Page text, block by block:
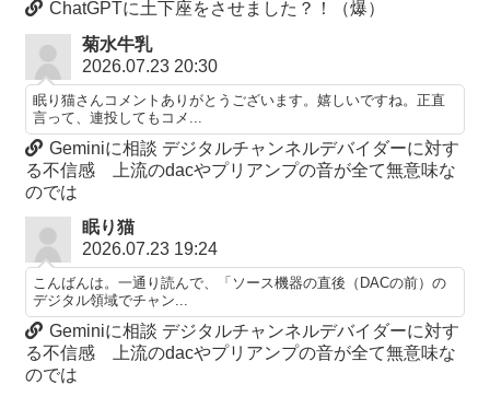
ChatGPTに土下座をさせました？！（爆）
菊水牛乳
2026.07.23 20:30
眠り猫さんコメントありがとうございます。嬉しいですね。正直
言って、連投してもコメ...
Geminiに相談 デジタルチャンネルデバイダーに対す
る不信感 上流のdacやプリアンプの音が全て無意味な
のでは
眠り猫
2026.07.23 19:24
こんばんは。一通り読んで、「ソース機器の直後（DACの前）の
デジタル領域でチャン...
Geminiに相談 デジタルチャンネルデバイダーに対す
る不信感 上流のdacやプリアンプの音が全て無意味な
のでは